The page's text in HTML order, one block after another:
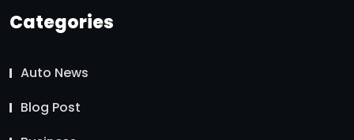
Categories
Auto News
Blog Post